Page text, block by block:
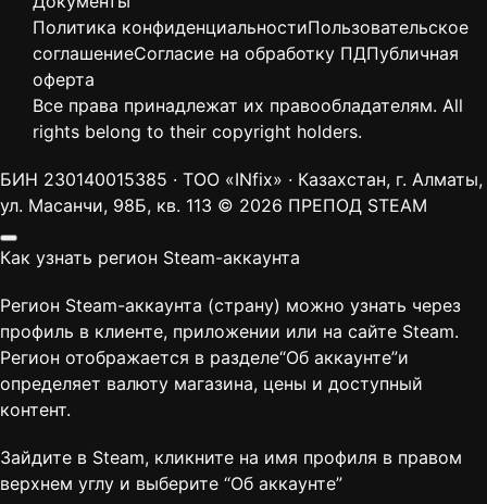
Политика конфиденциальностиПользовательское
соглашениеСогласие на обработку ПДПубличная
оферта
Все права принадлежат их правообладателям. All
rights belong to their copyright holders.
БИН 230140015385 · ТОО «INfix» · Казахстан, г. Алматы,
ул. Масанчи, 98Б, кв. 113 © 2026 ПРЕПОД STEAM
Как узнать регион Steam-аккаунта
Регион Steam-аккаунта (страну) можно узнать через
профиль в клиенте, приложении или на сайте Steam.
Регион отображается в разделе“Об аккаунте”и
определяет валюту магазина, цены и доступный
контент.
Зайдите в Steam, кликните на имя профиля в правом
верхнем углу и выберите “Об аккаунте”